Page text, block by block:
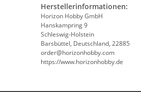
Herstellerinformationen:
Horizon Hobby GmbH
Hanskampring 9
Schleswig-Holstein
Barsbüttel, Deutschland, 22885
order@horizonhobby.com
https://www.horizonhobby.de